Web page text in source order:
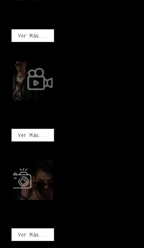
Ver Más...
Ver Más...
Ver Más...